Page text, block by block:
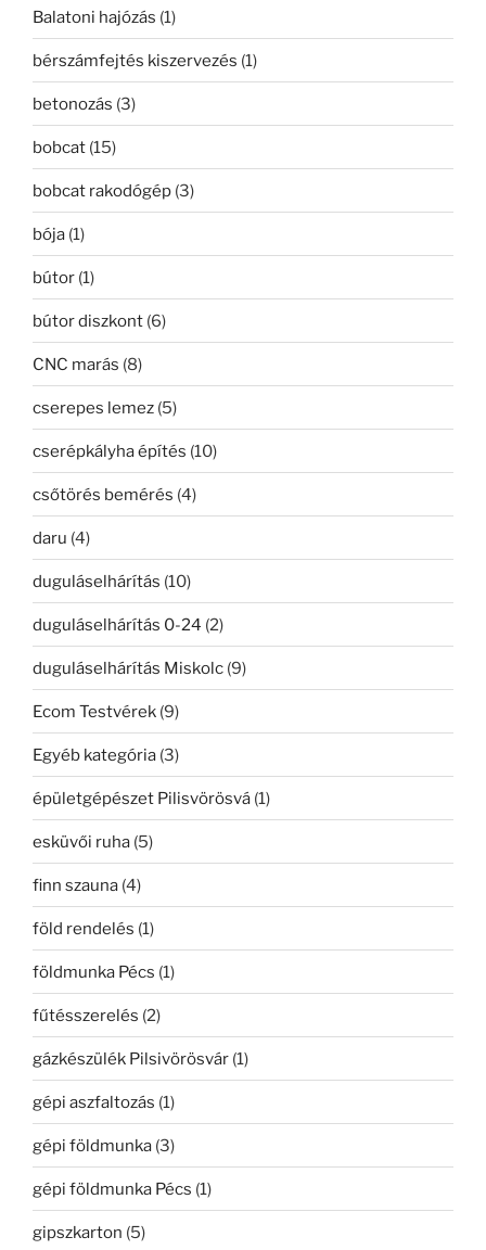
Balatoni hajózás (1)
bérszámfejtés kiszervezés (1)
betonozás (3)
bobcat (15)
bobcat rakodógép (3)
bója (1)
bútor (1)
bútor diszkont (6)
CNC marás (8)
cserepes lemez (5)
cserépkályha építés (10)
csőtörés bemérés (4)
daru (4)
duguláselhárítás (10)
duguláselhárítás 0-24 (2)
duguláselhárítás Miskolc (9)
Ecom Testvérek (9)
Egyéb kategória (3)
épületgépészet Pilisvörösvá (1)
esküvői ruha (5)
finn szauna (4)
föld rendelés (1)
földmunka Pécs (1)
fűtésszerelés (2)
gázkészülék Pilsivörösvár (1)
gépi aszfaltozás (1)
gépi földmunka (3)
gépi földmunka Pécs (1)
gipszkarton (5)